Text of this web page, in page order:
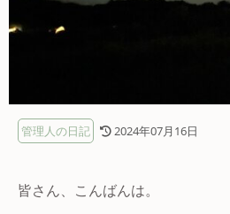
管理人の日記 2024年07月16日
皆さん、こんばんは。